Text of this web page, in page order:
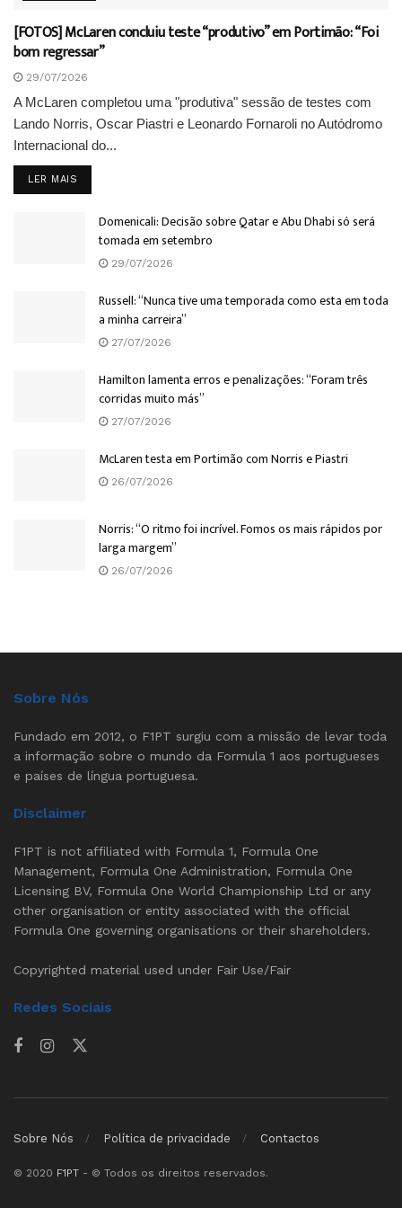
[FOTOS] McLaren concluiu teste “produtivo” em Portimão: “Foi
bom regressar”
29/07/2026
A McLaren completou uma "produtiva" sessão de testes com
Lando Norris, Oscar Piastri e Leonardo Fornaroli no Autódromo
Internacional do...
LER MAIS
Domenicali: Decisão sobre Qatar e Abu Dhabi só será
tomada em setembro
29/07/2026
Russell: “Nunca tive uma temporada como esta em toda
a minha carreira”
27/07/2026
Hamilton lamenta erros e penalizações: “Foram três
corridas muito más”
27/07/2026
McLaren testa em Portimão com Norris e Piastri
26/07/2026
Norris: “O ritmo foi incrível. Fomos os mais rápidos por
larga margem”
26/07/2026
Sobre Nós
Fundado em 2012, o F1PT surgiu com a missão de levar toda
a informação sobre o mundo da Formula 1 aos portugueses
e países de língua portuguesa.
Disclaimer
F1PT is not affiliated with Formula 1, Formula One
Management, Formula One Administration, Formula One
Licensing BV, Formula One World Championship Ltd or any
other organisation or entity associated with the official
Formula One governing organisations or their shareholders.
Copyrighted material used under Fair Use/Fair
Redes Sociais
Sobre Nós Política de privacidade Contactos
© 2020 F1PT - © Todos os direitos reservados.